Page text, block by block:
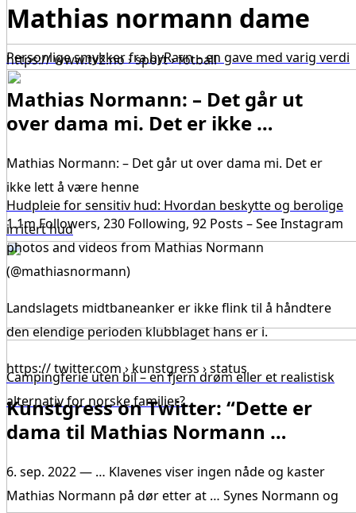
Personlige smykker fra byRavn – en gave med varig verdi
Hudpleie for sensitiv hud: Hvordan beskytte og berolige
irritert hud
Campingferie uten bil – en fjern drøm eller et realistisk
alternativ for norske familier?
Mathias normann dame
https:// www.tv2.no › sport › fotball
Mathias Normann: – Det går ut
over dama mi. Det er ikke …
Mathias Normann: – Det går ut over dama mi. Det er
ikke lett å være henne
1.1m Followers, 230 Following, 92 Posts – See Instagram
photos and videos from Mathias Normann
(@mathiasnormann)
Landslagets midtbaneanker er ikke flink til å håndtere
den elendige perioden klubblaget hans er i.
https:// twitter.com › kunstgress › status
Kunstgress on Twitter: “Dette er
dama til Mathias Normann …
6. sep. 2022 — … Klavenes viser ingen nåde og kaster
Mathias Normann på dør etter at … Synes Normann og